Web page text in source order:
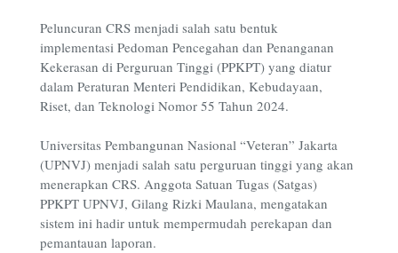
Peluncuran CRS menjadi salah satu bentuk
implementasi Pedoman Pencegahan dan Penanganan
Kekerasan di Perguruan Tinggi (PPKPT) yang diatur
dalam Peraturan Menteri Pendidikan, Kebudayaan,
Riset, dan Teknologi Nomor 55 Tahun 2024.
Universitas Pembangunan Nasional “Veteran” Jakarta
(UPNVJ) menjadi salah satu perguruan tinggi yang akan
menerapkan CRS. Anggota Satuan Tugas (Satgas)
PPKPT UPNVJ, Gilang Rizki Maulana, mengatakan
sistem ini hadir untuk mempermudah perekapan dan
pemantauan laporan.